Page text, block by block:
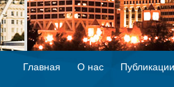
Главная О нас Публикации